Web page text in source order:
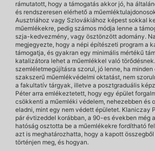
rámutatott, hogy a támogatás akkor jó, ha
és rendszeresen elérhető a
Ausztriához vagy Szlovákiához képest sokkal
műemlékekre, pedig számos módja lenne a
szja-kedvezmény, vagy ösztönzött adomány.
megjegyezte, hogy a népi építészeti program a
támogatja, és gyakran egy minimális mértékű
katalizátora lehet a műemlékkel való
szemléletmegújításra szorul, jó lenne, ha
szakszerű műemlékvédelmi oktatást, nem
a fakultatív tárgyak, illetve a posztgraduális
Péter arra emlékeztetett, hogy egy épület
csökkenti a műemléki védelem, nehezebben és
eladni, mint egy nem védett épületet. Klaniczay
pár évtizeddel korábban, a 90-es években még
hatóság osztotta be a műemlékekre fordítható
azt is meghatározhatta, hogy a kapott
történjen meg, és hogyan.